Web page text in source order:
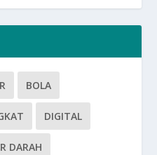
BOLA
DIGITAL
DARAH